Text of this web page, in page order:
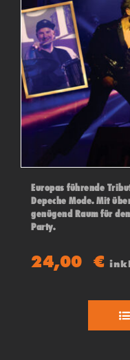
Europas führende
Depeche Mode. Mit
genügend Raum für
Party.
24,00€